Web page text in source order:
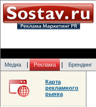
Медиа Реклама Брендинг
Карта
рекламного
рынка